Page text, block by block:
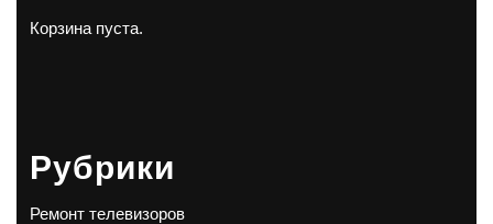
Корзина пуста.
Рубрики
Ремонт телевизоров